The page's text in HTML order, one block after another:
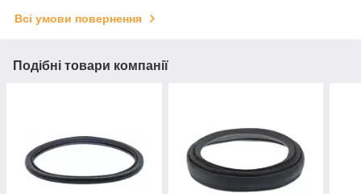
Всі умови повернення
Подібні товари компанії